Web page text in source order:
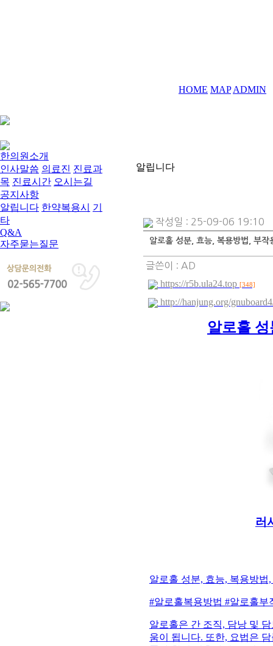
HOME MAP ADMIN
한의원소개
인사말씀 의료진 진료과
목 진료시간 오시는길
공지사항
알립니다 한약복용시
기
타
Q&A
자주묻는질문
알립니다
작성일 : 25-09-06 19:10
알로홀 성분, 효능, 복용방법, 부
글쓴이 : AD
https://r5b.ula24.top [348]
http://hanjung.org/
알로홀
러
알로홀 성분, 효능, 복용방법
#알로홀복용방법 #알로홀
알로홀은 간 조직, 담낭 및
움이 됩니다. 또한, 요법은